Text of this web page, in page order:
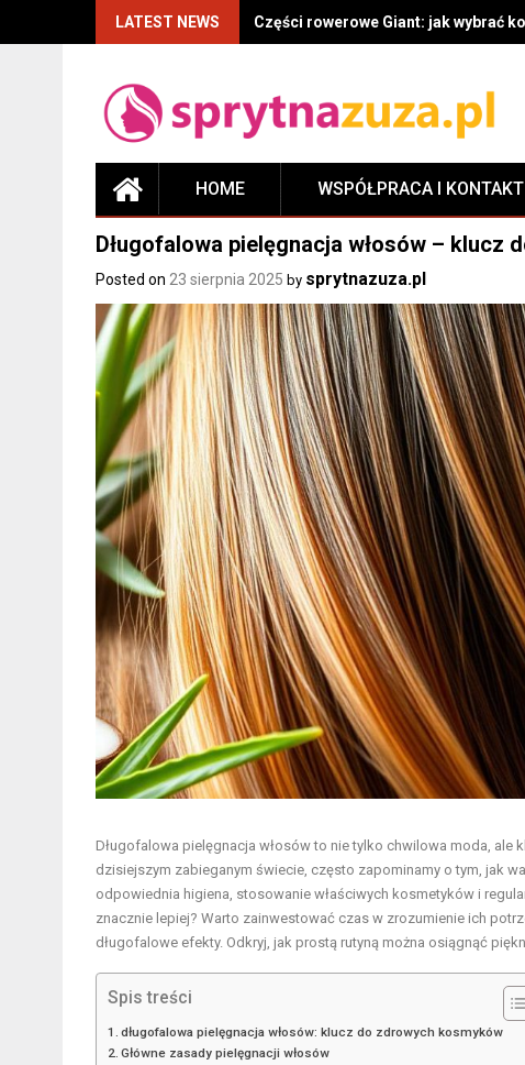
LATEST NEWS Części rowerowe Giant: jak wybrać
HOME WSPÓŁPRACA I KONTAKT
Długofalowa pielęgnacja włosów – klucz
Posted on 23 sierpnia 2025 by sprytnazuza.pl
Długofalowa pielęgnacja włosów to nie tylko chwilowa moda,
dzisiejszym zabieganym świecie, często zapominamy o tym, jak
odpowiednia higiena, stosowanie właściwych kosmetyków i
znacznie lepiej? Warto zainwestować czas w zrozumienie ich
długofalowe efekty. Odkryj, jak prostą rutyną można osiągnąć
Spis treści
długofalowa pielęgnacja włosów: klucz do zdrowych kosmyków
Główne zasady pielęgnacji włosów